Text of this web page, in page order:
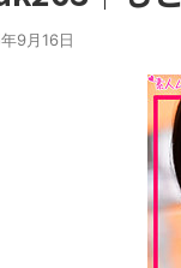
9月16日